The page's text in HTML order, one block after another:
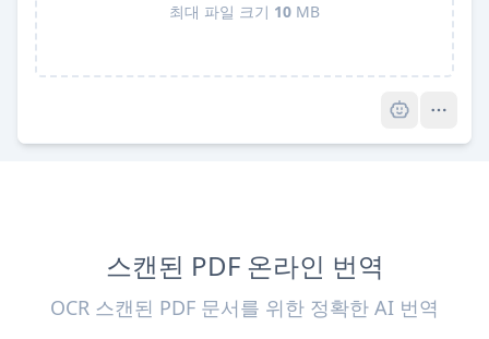
최대 파일 크기 10 MB
스캔된 PDF 온라인 번역
OCR 스캔된 PDF 문서를 위한 정확한 AI 번역